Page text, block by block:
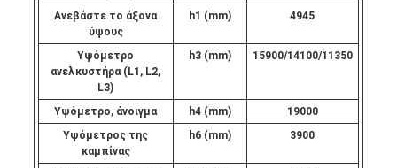
Ανεβάστε το άξονα
ύψους
h1 (mm) 4945
Υψόμετρο
ανελκυστήρα (L1, L2,
L3)
h3 (mm) 15900/14100/11350
Υψόμετρο, άνοιγμα h4 (mm)
19000
Υψόμετρος της
καμπίνας
h6 (mm) 3900